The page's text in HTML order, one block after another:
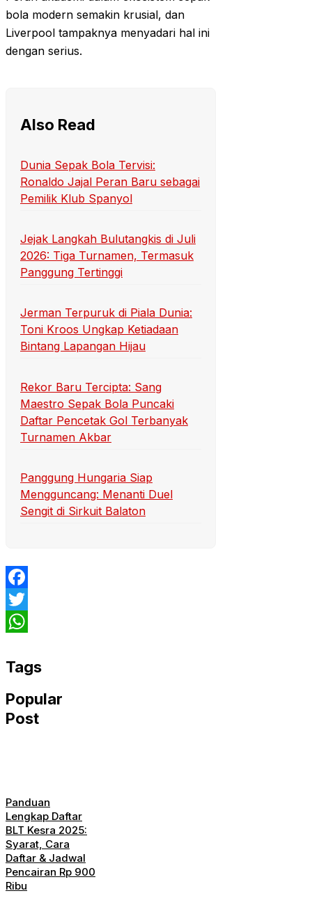
bola modern semakin krusial, dan
Liverpool tampaknya menyadari hal ini
dengan serius.
Also Read
Dunia Sepak Bola Tervisi:
Ronaldo Jajal Peran Baru sebagai
Pemilik Klub Spanyol
Jejak Langkah Bulutangkis di Juli
2026: Tiga Turnamen, Termasuk
Panggung Tertinggi
Jerman Terpuruk di Piala Dunia:
Toni Kroos Ungkap Ketiadaan
Bintang Lapangan Hijau
Rekor Baru Tercipta: Sang
Maestro Sepak Bola Puncaki
Daftar Pencetak Gol Terbanyak
Turnamen Akbar
Panggung Hungaria Siap
Mengguncang: Menanti Duel
Sengit di Sirkuit Balaton
Facebook
Twitter
Tags
Popular
Post
Panduan
Lengkap Daftar
BLT Kesra 2025:
Syarat, Cara
Daftar & Jadwal
Pencairan Rp 900
Ribu